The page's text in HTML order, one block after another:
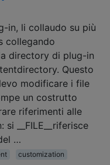
in, li collaudo su più
collegando
directory di plug-in
Questo
modificare i file
un costrutto
riferimenti alle
__FILE__riferisce
…
customization